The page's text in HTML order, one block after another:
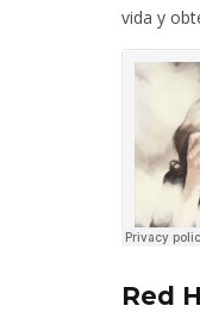
vida y
Red